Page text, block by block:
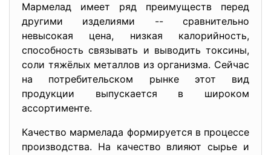
Мармелад имеет ряд преимуществ перед
другими изделиями -- сравнительно
невысокая цена, низкая калорийность,
способность связывать и выводить токсины,
соли тяжёлых металлов из организма. Сейчас
на потребительском рынке этот вид
продукции выпускается в широком
ассортименте.
Качество мармелада формируется в процессе
производства. На качество влияют сырье и